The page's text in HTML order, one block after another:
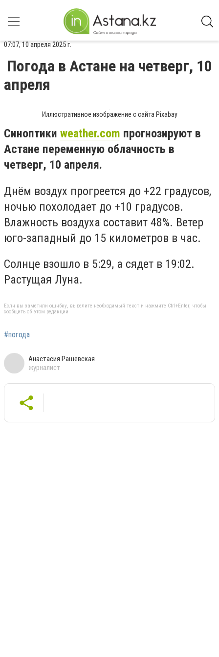
07:07, 10 апреля 2025 г.
Погода в Астане на четверг, 10
апреля
Иллюстративное изображение с сайта Pixabay
Синоптики weather.com прогнозируют в
Астане переменную облачность в
четверг, 10 апреля.
Днём воздух прогреется до +22 градусов,
ночью похолодает до +10 градусов.
Влажность воздуха составит 48%. Ветер
юго-западный до 15 километров в час.
Солнце взошло в 5:29, а сядет в 19:02.
Растущая Луна.
Если вы заметили ошибку, выделите необходимый текст и нажмите Ctrl+Enter, чтобы
сообщить об этом редакции
#погода
Анастасия Рашевская
журналист